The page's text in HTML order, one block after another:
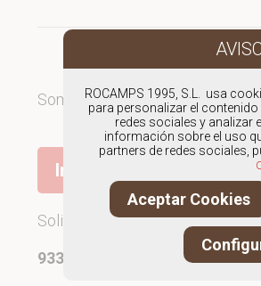
Somosespecialistas en Outlet
Ir al outlet de botas
Solicita más información
933 790 040
ROCAMPS 1995, S.L. usa
para personalizar el
redes sociales y analizar
información sobre el uso
partners de redes sociales,
Aceptar Cookies